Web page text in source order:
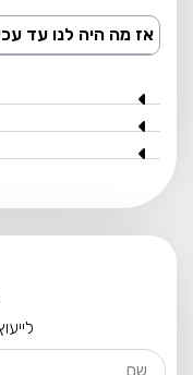
אז מה היה לנו עד